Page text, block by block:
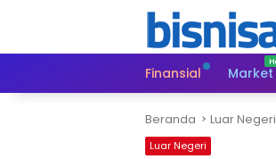
Finansial
Market
Beranda Luar Negeri
Luar Negeri